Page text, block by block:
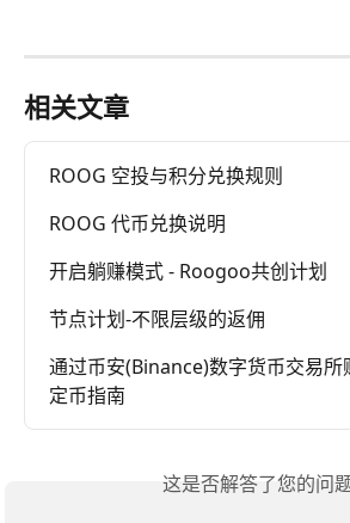
相关文章
ROOG 空投与积分兑换规则
ROOG 代币兑换说明
开启躺赚模式 - Roogoo共创计划
节点计划-不限层级的返佣
通过币安(Binance)数字货币交易所
定币指南
这是否解答了您的问题